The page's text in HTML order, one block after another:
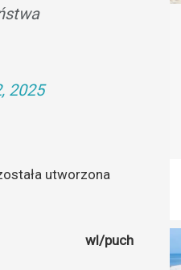
2025
utworzona
wl/puch